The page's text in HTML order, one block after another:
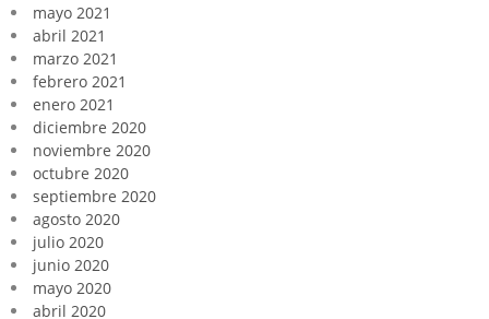
mayo 2021
abril 2021
marzo 2021
febrero 2021
enero 2021
diciembre 2020
noviembre 2020
octubre 2020
septiembre 2020
agosto 2020
julio 2020
junio 2020
mayo 2020
abril 2020